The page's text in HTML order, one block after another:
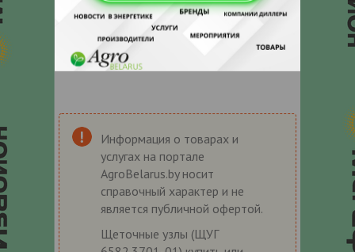
Информация о товарах и
услугах на портале
AgroBelarus.by носит
справочный характер и не
является публичной офертой.
Щеточные узлы (ЩУГ